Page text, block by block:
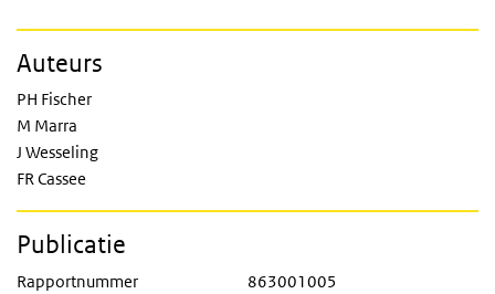
Auteurs
PH Fischer
M Marra
J Wesseling
FR Cassee
Publicatie
Rapportnummer
863001005